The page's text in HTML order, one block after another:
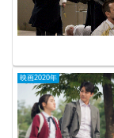
映画2020年